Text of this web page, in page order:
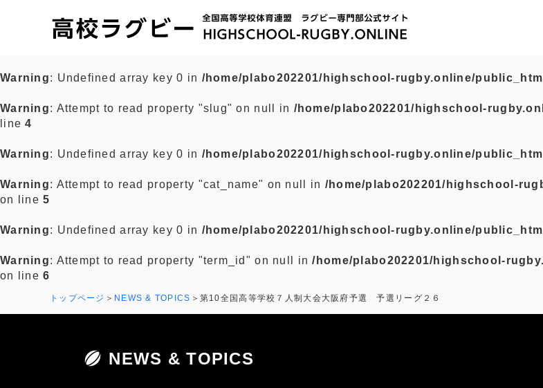
Warning: Undefined array key 0 in /home/plabo202201/highschool-rugby.online/
Warning: Attempt to read property "slug" on null in /home/plabo202201/highschool-
line4
Warning: Undefined array key 0 in /home/plabo202201/highschool-rugby.online/
Warning: Attempt to read property "cat_name" on null in /home/plabo202201/highschool-
on line5
Warning: Undefined array key 0 in /home/plabo202201/highschool-rugby.online/
Warning: Attempt to read property "term_id" on null in/home/plabo202201/highschool-
on line6
トップページ NEWS & TOPICS 第10全国高等学校７人制大会大阪府予選 予選リーグ２６
NEWS & TOPICS